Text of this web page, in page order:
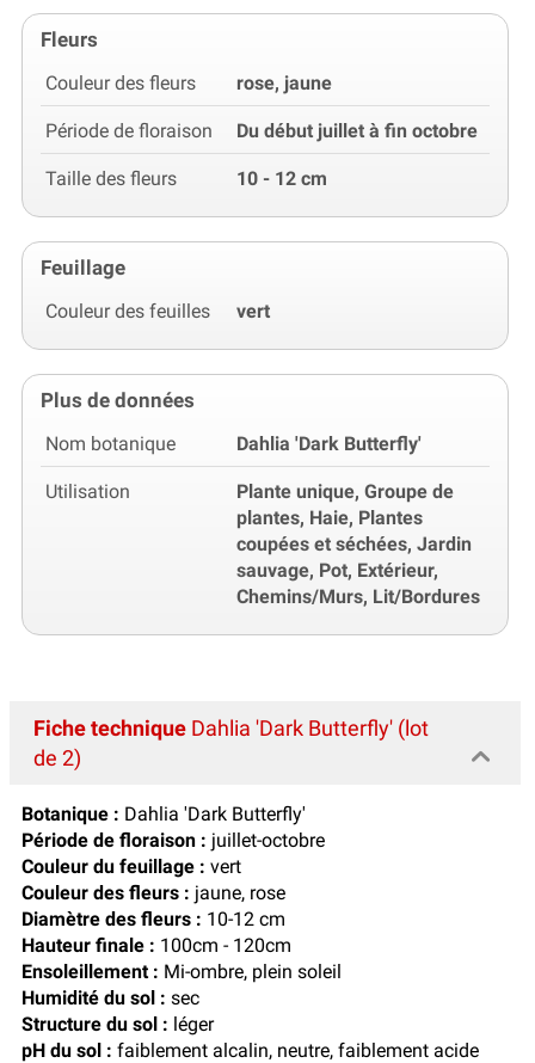
Fleurs
Couleur des fleurs rose, jaune
Période de floraison Du début juillet à fin octobre
Taille des fleurs 10 - 12 cm
Feuillage
Couleur des feuilles vert
Plus de données
Nom botanique Dahlia 'Dark Butterfly'
Utilisation
Plante unique, Groupe de
plantes, Haie, Plantes
coupées et séchées, Jardin
sauvage, Pot, Extérieur,
Chemins/Murs, Lit/Bordures
Fiche technique Dahlia 'Dark Butterfly' (lot
de 2)
Botanique : Dahlia 'Dark Butterfly'
Période de floraison : juillet-octobre
Couleur du feuillage : vert
Couleur des fleurs : jaune, rose
Diamètre des fleurs : 10-12 cm
Hauteur finale : 100cm - 120cm
Ensoleillement : Mi-ombre, plein soleil
Humidité du sol : sec
Structure du sol : léger
pH du sol : faiblement alcalin, neutre, faiblement acide